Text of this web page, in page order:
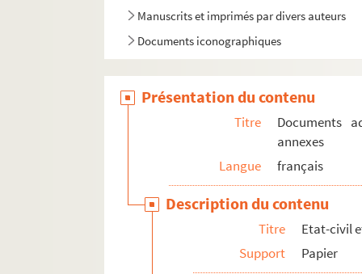
Manuscrits et imprimés par divers auteurs
Documents iconographiques
Présentation du contenu
Titre
Documents
annexes
Langue
français
Description du contenu
Titre
Etat-civil
Support
Papier